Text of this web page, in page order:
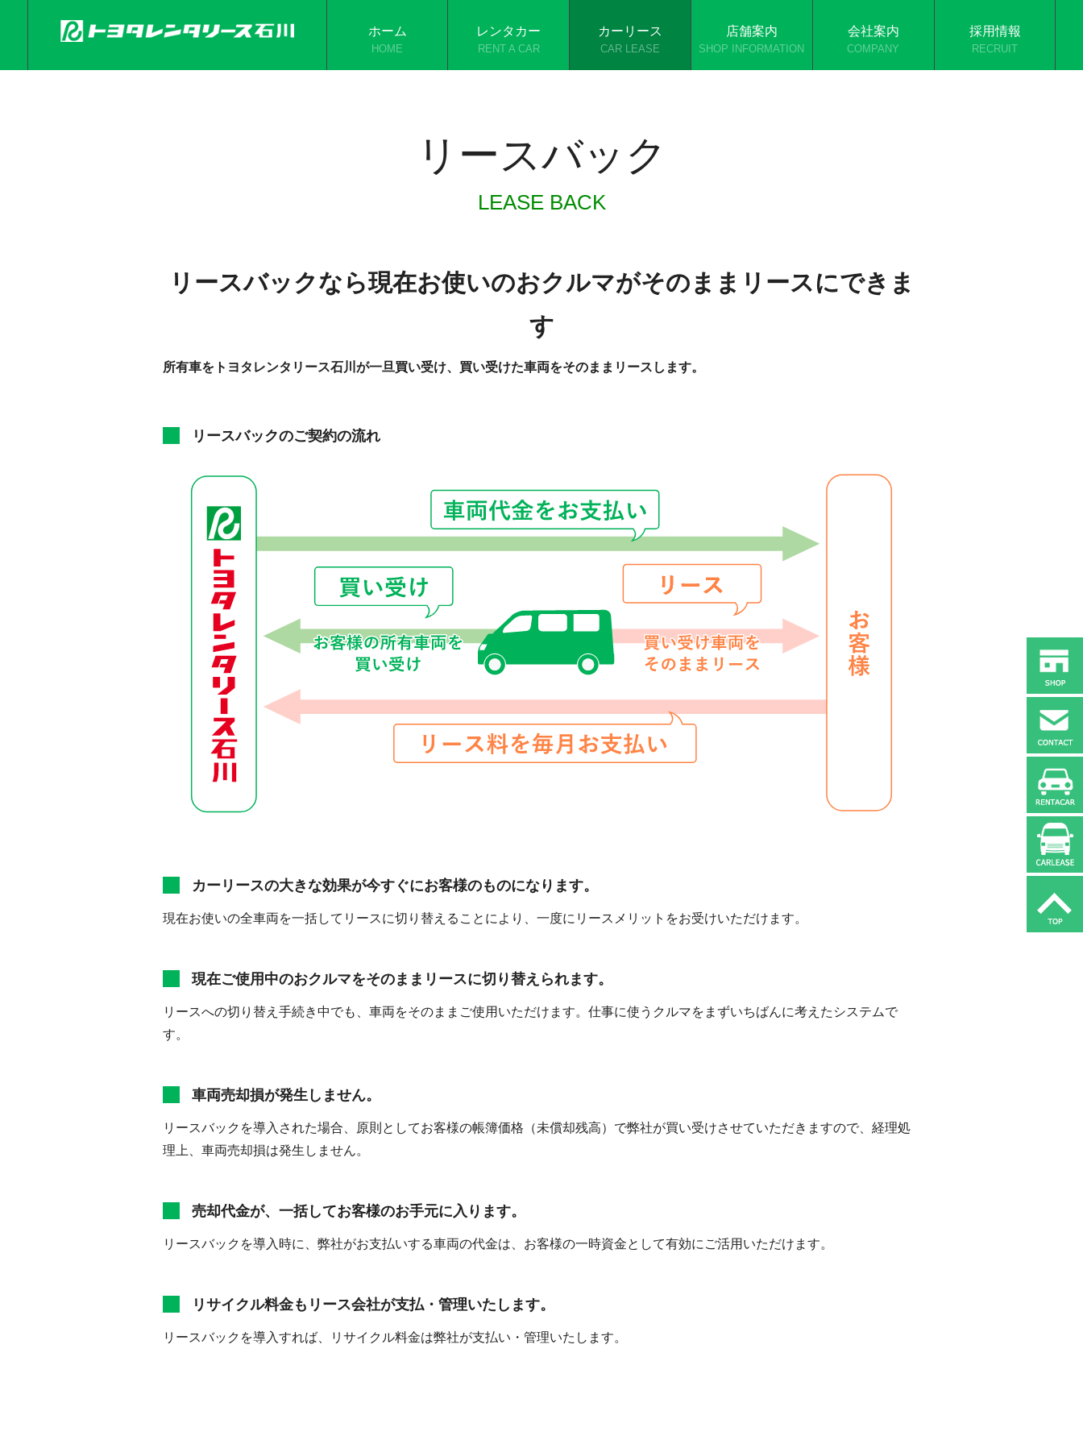
ホーム
HOME
レンタカー
RENT A CAR
カーリース
CAR LEASE
店舗案内
SHOP INFORMATION
会社案内
COMPANY
採用情報
RECRUIT
リースバック
LEASE BACK
リースバックなら現在お使いのおクルマがそのままリースにできま
す
所有車をトヨタレンタリース石川が一旦買い受け、買い受けた車両をそのままリースします。
リースバックのご契約の流れ
カーリースの大きな効果が今すぐにお客様のものになります。
現在お使いの全車両を一括してリースに切り替えることにより、一度にリースメリットをお受けいただけます。
現在ご使用中のおクルマをそのままリースに切り替えられます。
リースへの切り替え手続き中でも、車両をそのままご使用いただけます。仕事に使うクルマをまずいちばんに考えたシステムで
す。
車両売却損が発生しません。
リースバックを導入された場合、原則としてお客様の帳簿価格（未償却残高）で弊社が買い受けさせていただきますので、経理処
理上、車両売却損は発生しません。
売却代金が、一括してお客様のお手元に入ります。
リースバックを導入時に、弊社がお支払いする車両の代金は、お客様の一時資金として有効にご活用いただけます。
リサイクル料金もリース会社が支払・管理いたします。
リースバックを導入すれば、リサイクル料金は弊社が支払い・管理いたします。